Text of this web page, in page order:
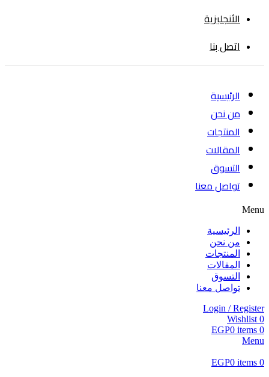
الأنجليزية
اتصل بنا
الرئيسية
من نحن
المنتجات
المقالات
التسوق
تواصل معنا
Menu
الرئيسية
من نحن
المنتجات
المقالات
التسوق
تواصل معنا
Login / Register
0
Wishlist
0
items
EGP0
Menu
0
items
EGP0